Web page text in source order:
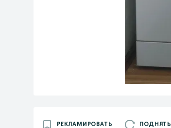
РЕКЛАМИРОВАТЬ ПОДНЯТЬ